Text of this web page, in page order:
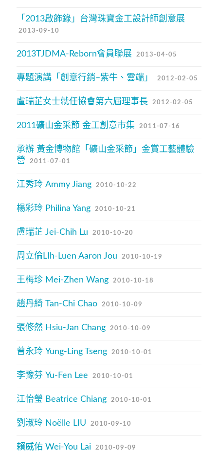
「2013啟飾錄」台灣珠寶金工設計師創意展
2013-09-10
2013TJDMA-Reborn會員聯展 2013-04-05
專題演講「創意行銷–紫牛、雲端」 2012-02-05
盧瑞芷女士就任協會第六屆理事長 2012-02-05
2011礦山金采節 金工創意市集 2011-07-16
承辦 黃金博物館「礦山金采節」金賞工藝體驗
營
2011-07-01
江秀玲 Ammy Jiang 2010-10-22
楊彩玲 Philina Yang 2010-10-21
盧瑞芷 Jei-Chih Lu 2010-10-20
周立倫LIh-Luen Aaron Jou 2010-10-19
王梅珍 Mei-Zhen Wang 2010-10-18
趙丹綺 Tan-Chi Chao 2010-10-09
張修然 Hsiu-Jan Chang 2010-10-09
曾永玲 Yung-Ling Tseng 2010-10-01
李豫芬 Yu-Fen Lee 2010-10-01
江怡瑩 Beatrice Chiang 2010-10-01
劉淑玲 Noëlle LIU 2010-09-10
賴威佑 Wei-You Lai 2010-09-09